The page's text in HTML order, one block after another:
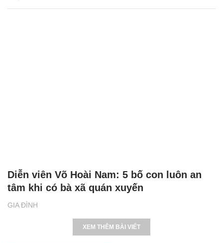
GIA ĐÌNH
Diễn viên Võ Hoài Nam: 5 bố con luôn an
tâm khi có bà xã quán xuyến
XEM THÊM BÀI VIẾT